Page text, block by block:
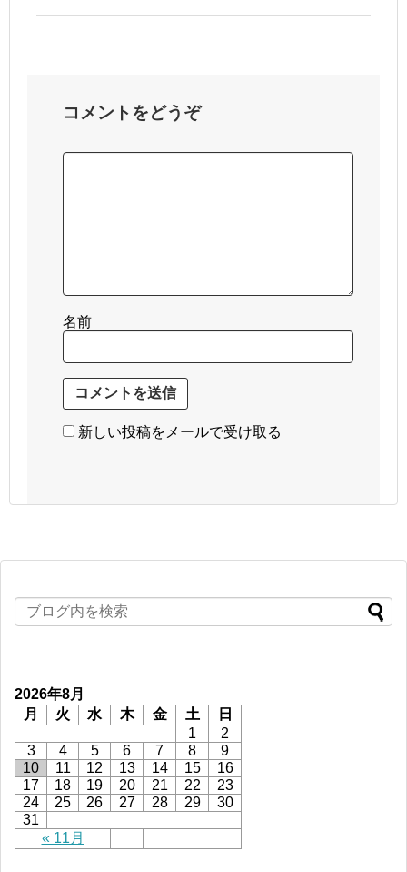
コメントをどうぞ
名前
新しい投稿をメールで受け取る
2026年8月
月
火 水 木 金 土 日
« 11月
1
2
3
4 5 6 7 8
9
10
11 12 13 14 15
16
17
18 19 20 21 22
23
24
25 26 27 28 29
30
31